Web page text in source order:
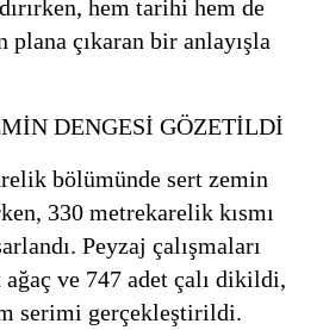
hem tarihi hem de
çıkaran bir anlayışla
DENGESİ GÖZETİLDİ
bölümünde sert zemin
330 metrekarelik kısmı
Peyzaj çalışmaları
ağaç ve 747 adet çalı dikildi,
serimi gerçekleştirildi.